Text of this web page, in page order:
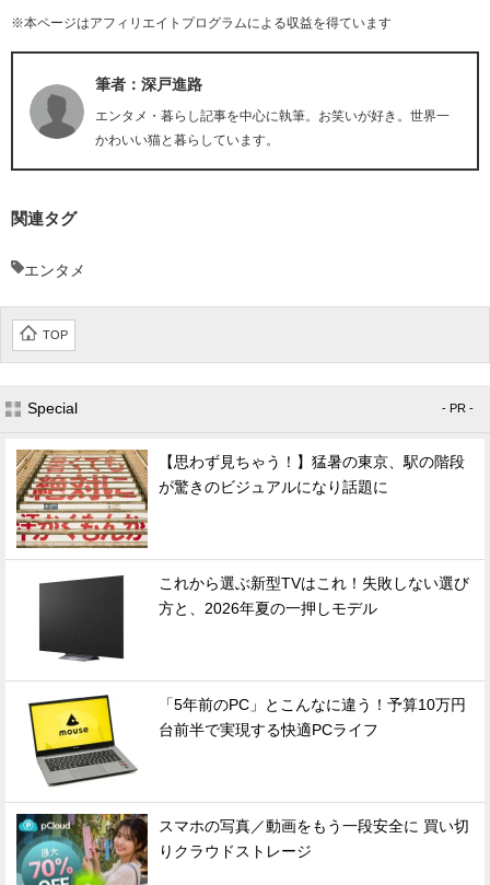
※本ページはアフィリエイトプログラムによる収益を得ています
筆者：深戸進路
エンタメ・暮らし記事を中心に執筆。お笑いが好き。世界一
かわいい猫と暮らしています。
関連タグ
エンタメ
TOP
Special - PR -
【思わず見ちゃう！】猛暑の東京、駅の階段
が驚きのビジュアルになり話題に
これから選ぶ新型TVはこれ！失敗しない選び
方と、2026年夏の一押しモデル
「5年前のPC」とこんなに違う！予算10万円
台前半で実現する快適PCライフ
スマホの写真／動画をもう一段安全に 買い切
りクラウドストレージ